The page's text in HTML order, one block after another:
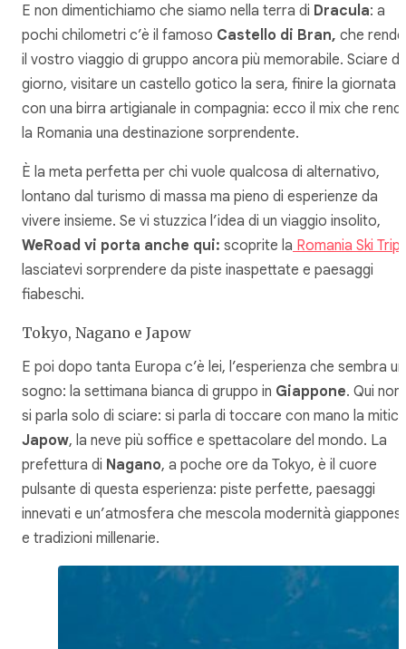
E non dimentichiamo che siamo nella terra di Dracula: a
pochi chilometri c’è il famoso Castello di Bran, che rende
il vostro viaggio di gruppo ancora più memorabile. Sciare di
giorno, visitare un castello gotico la sera, finire la giornata
con una birra artigianale in compagnia: ecco il mix che
la Romania una destinazione sorprendente.
È la meta perfetta per chi vuole qualcosa di alternativo,
lontano dal turismo di massa ma pieno di esperienze da
vivere insieme. Se vi stuzzica l’idea di un viaggio insolito,
WeRoad vi porta anche qui: scoprite la Romania Ski Trip
lasciatevi sorprendere da piste inaspettate e paesaggi
fiabeschi.
Tokyo, Nagano e Japow
E poi dopo tanta Europa c’è lei, l’esperienza che sembra un
sogno: la settimana bianca di gruppo in Giappone. Qui non
si parla solo di sciare: si parla di toccare con mano la mitica
Japow, la neve più soffice e spettacolare del mondo. La
prefettura di Nagano, a poche ore da Tokyo, è il cuore
pulsante di questa esperienza: piste perfette, paesaggi
innevati e un’atmosfera che mescola modernità
e tradizioni millenarie.